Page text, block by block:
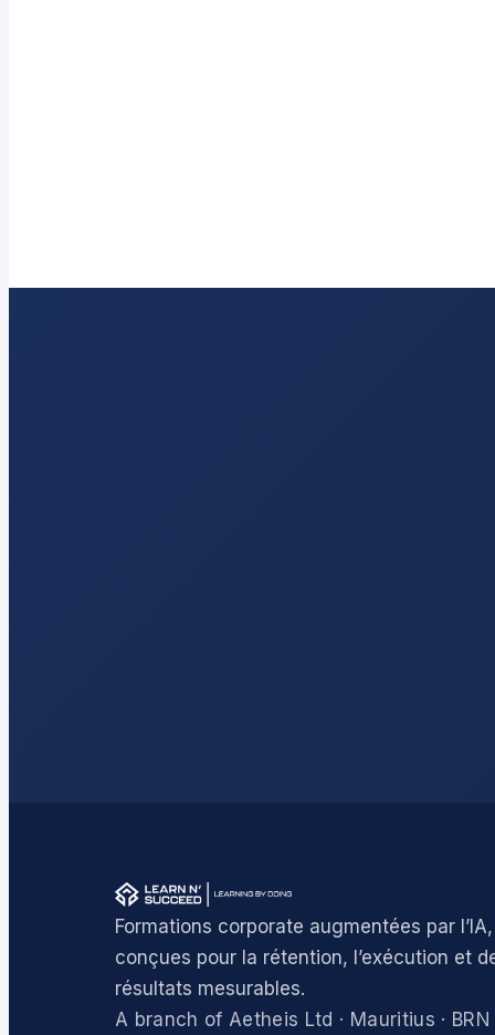
Formations corporate augmentées par l’IA,
conçues pour la rétention, l’exécution et
résultats mesurables.
A branch of Aetheis Ltd · Mauritius ·